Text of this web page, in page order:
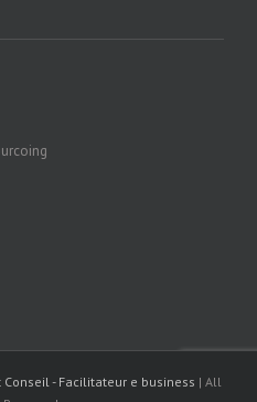
Conseil - Facilitateur e business | All